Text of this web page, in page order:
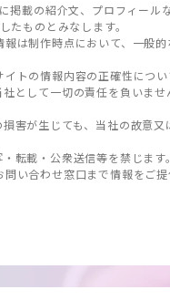
載の紹介文、プロフィール
ものとみなします。
は制作時点において、一般
トの情報内容の正確性につ
として一切の責任を負いま
害が生じても、当社の故意
転載・公衆送信等を禁じます
い合わせ窓口まで情報をご